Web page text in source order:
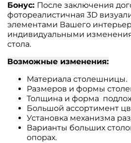
Бонус: После заключения
фотореалистичная 3D
элементами Вашего
индивидуальными
стола.
Возможные изменения:
Материала столешницы.
Размеров и формы
Толщина и форма
Большой ассортимент
Установка механизма
Варианты больших
опорах.